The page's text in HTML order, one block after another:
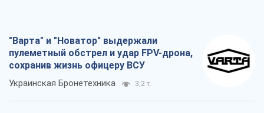
"Варта" и "Новатор" выдержали
пулеметный обстрел и удар FPV-дрона,
сохранив жизнь офицеру ВСУ
Украинская Бронетехника 3,2 т.